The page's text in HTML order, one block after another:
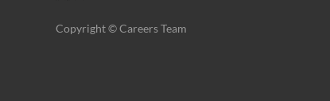
Copyright © Careers Team